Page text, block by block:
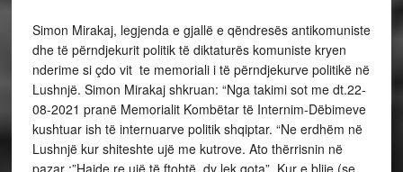
Simon Mirakaj, legjenda e gjallë e qëndresës antikomuniste
dhe të përndjekurit politik të diktaturës komuniste kryen
nderime si çdo vit te memoriali i të përndjekurve politikë në
Lushnjë. Simon Mirakaj shkruan: “Nga takimi sot me dt.22-
08-2021 pranë Memorialit Kombëtar të Internim-Dëbimeve
kushtuar ish të internuarve politik shqiptar. “Ne erdhëm në
Lushnjë kur shiteshte ujë me kutrove. Ato thërrisnin në